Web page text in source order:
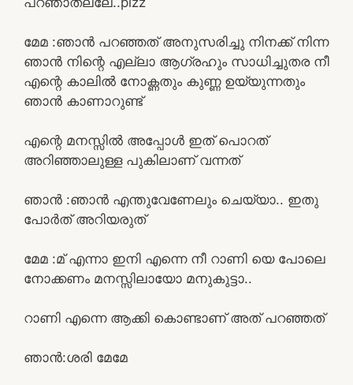
മേമ :ഞാൻ പറഞ്ഞത് അനുസരിച്ചു നിനക്ക് നിന്ന
ഞാൻ നിന്റെ എല്ലാ ആഗ്രഹും സാധിച്ചുതര നീ
എന്റെ കാലിൽ നോക്ണതും കുണ്ണ ഉയ്യുന്നതും
ഞാൻ കാണാറുണ്ട്
എന്റെ മനസ്സിൽ അപ്പോൾ ഇത് പൊറത്
അറിഞ്ഞാലുള്ള പുകിലാണ് വന്നത്
ഞാൻ :ഞാൻ എന്തുവേണേലും ചെയ്യാ.. ഇതു
പോർത് അറിയരുത്
മേമ :മ് എന്നാ ഇനി എന്നെ നീ റാണി യെ പോലെ
നോക്കണം മനസ്സിലായോ മനുകുട്ടാ..
റാണി എന്നെ ആക്കി കൊണ്ടാണ് അത് പറഞ്ഞത്
ഞാൻ:ശരി മേമേ